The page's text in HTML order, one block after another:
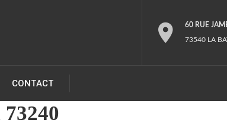
60 RUE
73540 LA
CONTACT